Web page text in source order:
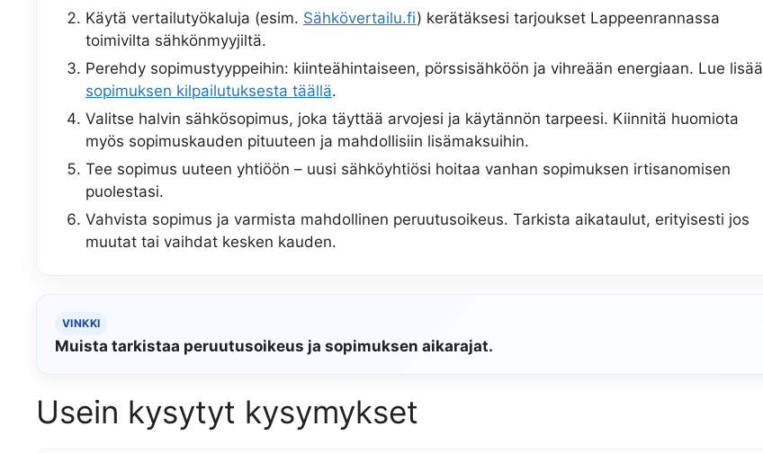
Käytä vertailutyökaluja (esim. Sähkövertailu.fi) kerätäksesi tarjoukset Lappeenrannassa
toimivilta sähkönmyyjiltä.
Perehdy sopimustyyppeihin: kiinteähintaiseen, pörssisähköön ja vihreään energiaan. Lue lisää
sopimuksen kilpailutuksesta täällä.
Valitse halvin sähkösopimus, joka täyttää arvojesi ja käytännön tarpeesi. Kiinnitä huomiota
myös sopimuskauden pituuteen ja mahdollisiin lisämaksuihin.
Tee sopimus uuteen yhtiöön – uusi sähköyhtiösi hoitaa vanhan sopimuksen irtisanomisen
puolestasi.
Vahvista sopimus ja varmista mahdollinen peruutusoikeus. Tarkista aikataulut, erityisesti jos
muutat tai vaihdat kesken kauden.
VINKKI
Muista tarkistaa peruutusoikeus ja sopimuksen aikarajat.
Usein kysytyt kysymykset